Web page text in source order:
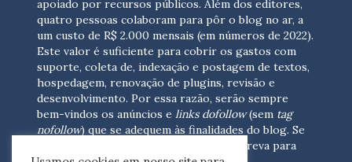
apoiado por recursos públicos. Além dos editores,
quatro pessoas colaboram para pôr o blog no ar, a
um custo de R$ 2.000 mensais (em números de 2022).
Este valor é suficiente para cobrir os gastos com
suporte, coleta de, indexação e postagem de textos,
hospedagem, renovação de plugins, revisão e
desenvolvimento. Por essa razão, serão sempre
bem-vindos os anúncios e links dofollow(sem tag
nofollow) que se adequem às finalidades do blog. Se
escreva para